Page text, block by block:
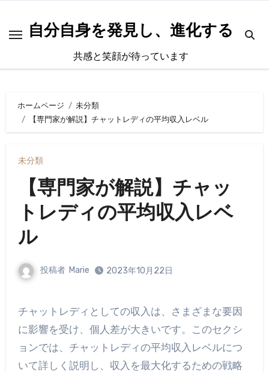
自分自身を発見し、進化する
共感と笑顔が待っています
ホームページ
未分類
【専門家が解説】チャットレディの平均収入レベル
未分類
【専門家が解説】チャッ
トレディの平均収入レベ
ル
投稿者 Marie 2023年10月22日
チャットレディとしての収入は、さまざまな要因
に影響を受け、個人差が大きいです。このセクシ
ョンでは、チャットレディの平均収入レベルにつ
いて詳しく説明し、収入を最大化するための戦略